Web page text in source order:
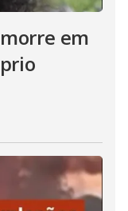
em